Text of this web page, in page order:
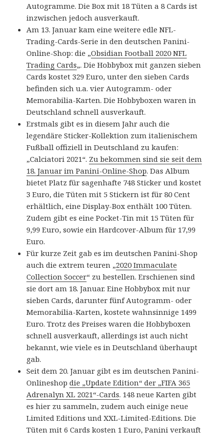
Autogramme. Die Box mit 18 Tüten a 8 Cards ist
inzwischen jedoch ausverkauft.
Am 13. Januar kam eine weitere edle NFL-
Trading-Cards-Serie in den deutschen Panini-
Online-Shop: die „Obsidian Football 2020 NFL
Trading Cards„. Die Hobbybox mit ganzen sieben
Cards kostet 329 Euro, unter den sieben Cards
befinden sich u.a. vier Autogramm- oder
Memorabilia-Karten. Die Hobbyboxen waren in
Deutschland schnell ausverkauft.
Erstmals gibt es in diesem Jahr auch die
legendäre Sticker-Kollektion zum italienischem
Fußball offiziell in Deutschland zu kaufen:
„Calciatori 2021“. Zu bekommen sind sie seit dem
18. Januar im Panini-Online-Shop. Das Album
bietet Platz für sagenhafte 748 Sticker und kostet
3 Euro, die Tüten mit 5 Stickern ist für 80 Cent
erhältlich, eine Display-Box enthält 100 Tüten.
Zudem gibt es eine Pocket-Tin mit 15 Tüten für
9,99 Euro, sowie ein Hardcover-Album für 17,99
Euro.
Für kurze Zeit gab es im deutschen Panini-Shop
auch die extrem teuren „2020 Immaculate
Collection Soccer“ zu bestellen. Erschienen sind
sie dort am 18. Januar. Eine Hobbybox mit nur
sieben Cards, darunter fünf Autogramm- oder
Memorabilia-Karten, kostete wahnsinnige 1499
Euro. Trotz des Preises waren die Hobbyboxen
schnell ausverkauft, allerdings ist auch nicht
bekannt, wie viele es in Deutschland überhaupt
gab.
Seit dem 20. Januar gibt es im deutschen Panini-
Onlineshopdie „Update Edition“ der „FIFA 365
Adrenalyn XL 2021“-Cards. 148 neue Karten gibt
es hier zu sammeln, zudem auch einige neue
Limited Editions und XXL-Limited-Editions. Die
Tüten mit 6 Cards kosten 1 Euro, Panini verkauft